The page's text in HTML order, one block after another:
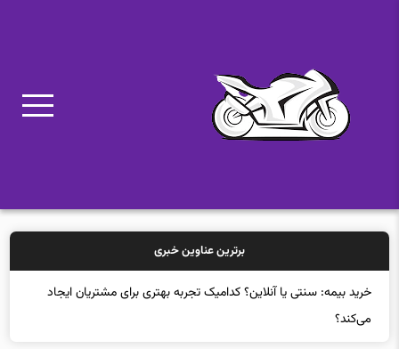
برترین عناوین خبری
خ